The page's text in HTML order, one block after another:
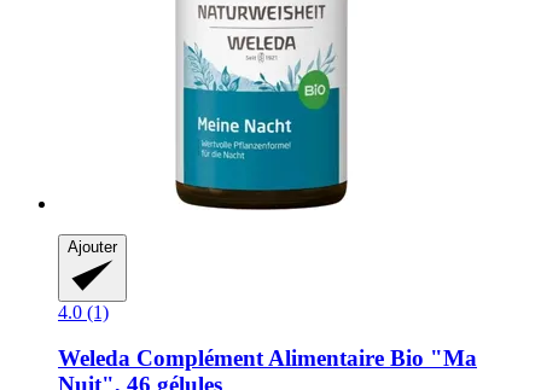
Ajouter
4.0 (1)
Weleda Complément Alimentaire Bio "Ma